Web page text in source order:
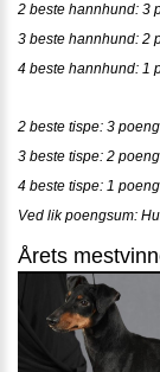
2 beste hannhund: 3
3 beste hannhund: 2
4 beste hannhund: 1
2 beste tispe: 3
3 beste tispe: 2
4 beste tispe: 1
Ved lik poengsum:
Årets